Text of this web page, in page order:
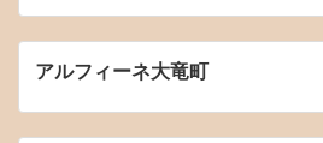
アルフィーネ大竜町